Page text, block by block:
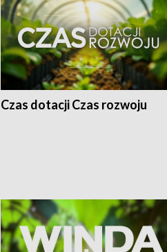
Czas dotacji Czas rozwoju